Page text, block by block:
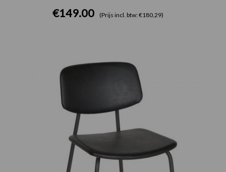
€149.00 (Prijs incl. btw: €180,29)